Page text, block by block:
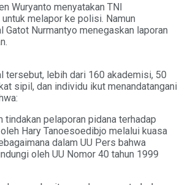
Wuryanto menyatakan TNI
melapor ke polisi. Namun
Gatot Nurmantyo menegaskan laporan
tersebut, lebih dari 160 akademisi, 50
sipil, dan individu ikut menandatangani
tindakan pelaporan pidana terhadap
Hary Tanoesoedibjo melalui kuasa
dalam UU Pers bahwa
oleh UU Nomor 40 tahun 1999